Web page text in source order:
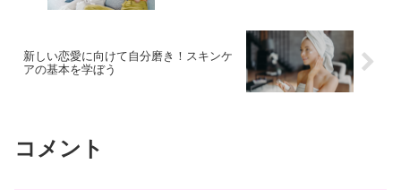
新しい恋愛に向けて自分磨き！スキンケ
アの基本を学ぼう
コメント